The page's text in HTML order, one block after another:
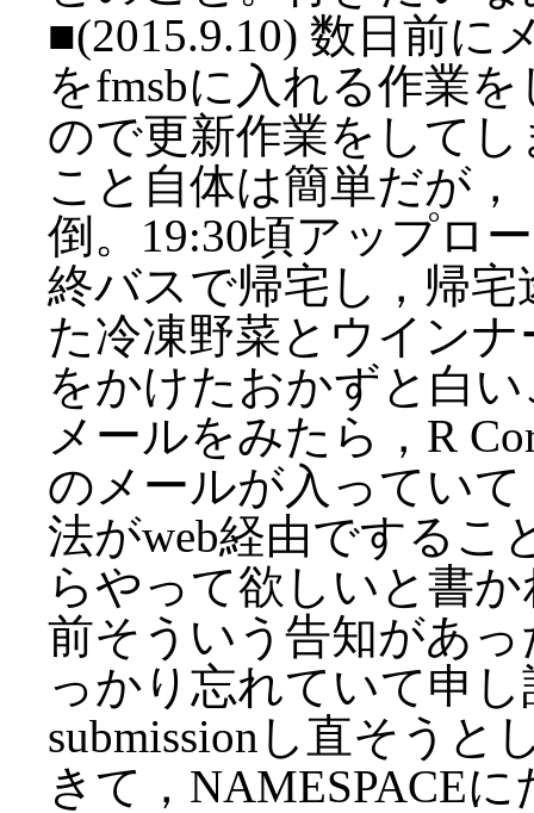
■(2015.9.10) 数日前に
をfmsbに入れる作業
ので更新作業をして
こと自体は簡単だが
倒。19:30頃アップロ
終バスで帰宅し，帰
た冷凍野菜とウイン
をかけたおかずと白
メールをみたら，R
のメールが入っていて
法がweb経由でするこ
らやって欲しいと書
前そういう告知があ
っかり忘れていて申
submissionし直そうと
きて，NAMESPACE